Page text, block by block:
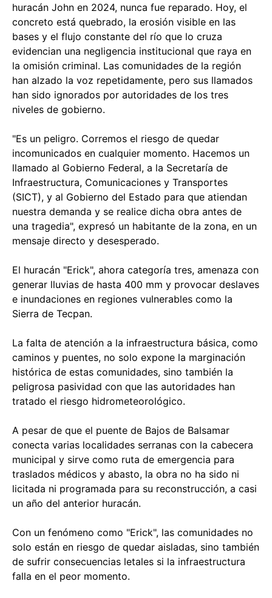
huracán John en 2024, nunca fue reparado. Hoy, el
concreto está quebrado, la erosión visible en las
bases y el flujo constante del río que lo cruza
evidencian una negligencia institucional que raya en
la omisión criminal. Las comunidades de la región
han alzado la voz repetidamente, pero sus llamados
han sido ignorados por autoridades de los tres
niveles de gobierno.
"Es un peligro. Corremos el riesgo de quedar
incomunicados en cualquier momento. Hacemos un
llamado al Gobierno Federal, a la Secretaría de
Infraestructura, Comunicaciones y Transportes
(SICT), y al Gobierno del Estado para que atiendan
nuestra demanda y se realice dicha obra antes de
una tragedia", expresó un habitante de la zona, en un
mensaje directo y desesperado.
El huracán "Erick", ahora categoría tres, amenaza con
generar lluvias de hasta 400 mm y provocar deslaves
e inundaciones en regiones vulnerables como la
Sierra de Tecpan.
La falta de atención a la infraestructura básica, como
caminos y puentes, no solo expone la marginación
histórica de estas comunidades, sino también la
peligrosa pasividad con que las autoridades han
tratado el riesgo hidrometeorológico.
A pesar de que el puente de Bajos de Balsamar
conecta varias localidades serranas con la cabecera
municipal y sirve como ruta de emergencia para
traslados médicos y abasto, la obra no ha sido ni
licitada ni programada para su reconstrucción, a casi
un año del anterior huracán.
Con un fenómeno como "Erick", las comunidades no
solo están en riesgo de quedar aisladas, sino también
de sufrir consecuencias letales si la infraestructura
falla en el peor momento.